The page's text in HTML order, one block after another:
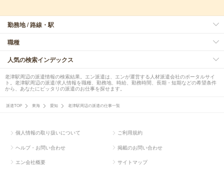
勤務地 / 路線・駅
職種
人気の検索インデックス
老津駅周辺の派遣情報の検索結果。エン派遣は、エンが運営する人材派遣会社のポータルサイ
ト。老津駅周辺の派遣/求人情報を職種、勤務地、時給、勤務時間、長期・短期などの希望条件
から、あなたにピッタリの派遣のお仕事を探せます。
派遣TOP 東海 愛知 老津駅周辺の派遣の仕事一覧
個人情報の取り扱いについて ご利用規約
ヘルプ・お問い合わせ 掲載のお問い合わせ
エン会社概要 サイトマップ